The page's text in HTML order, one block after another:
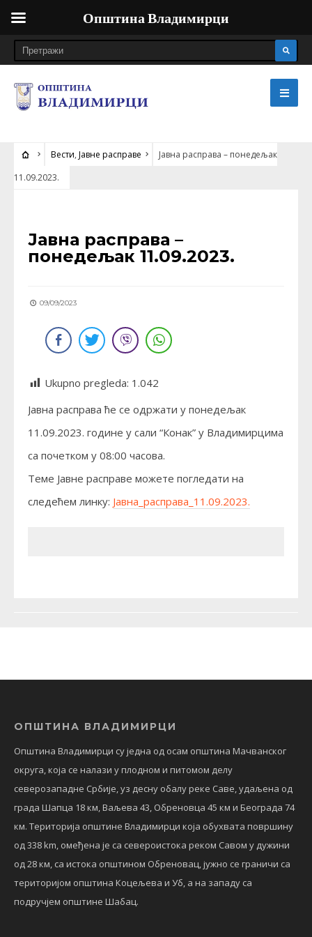
Вести, Јавне расправе
Јавна расправа – понедељак
11.09.2023.
Јавна расправа –
понедељак 11.09.2023.
09/09/2023
Ukupno pregleda: 1.042
Jавна расправа ће се одржати у понедељак
11.09.2023. године у сали “Конак” у Владимирцима
са почетком у 08:00 часова.
Теме Јавне расправе можете погледати на
следећем линку: Јавна_расправа_11.09.2023.
ОПШТИНА ВЛАДИМИРЦИ
Општина Владимирци су једна од осам општина Мачванског
округа, која се налази у плодном и питомом делу
северозападне Србије, уз десну обалу реке Саве, удаљена од
града Шапца 18 км, Ваљева 43, Обреновца 45 км и Београда 74
км. Територија општине Владимирци која обухвата површину
од 338 km, омеђена је са североистока реком Савом у дужини
од 28 км, са истока општином Обреновац, јужно се граничи са
територијом општина Коцељева и Уб, а на западу са
подручјем општине Шабац.
Општина Владимирци